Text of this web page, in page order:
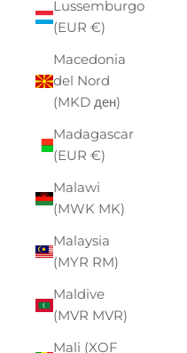
Lussemburgo
(EUR €)
Macedonia
del Nord
(MKD ден)
Madagascar
(EUR €)
Malawi
(MWK MK)
Malaysia
(MYR RM)
Maldive
(MVR MVR)
Mali (XOF